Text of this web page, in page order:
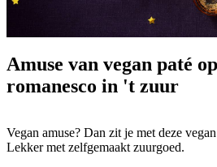
Amuse van vegan paté
romanesco in 't zuur
Vegan amuse? Dan zit je met deze
Lekker met zelfgemaakt zuurgoed.